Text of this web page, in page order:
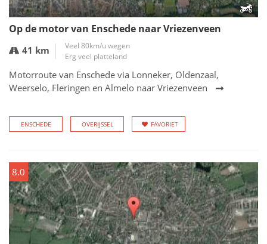
Op de motor van Enschede naar Vriezenveen
41 km
Veel 80km/u wegen
Erg veel platteland
Motorroute van Enschede via Lonneker, Oldenzaal,
Weerselo, Fleringen en Almelo naar Vriezenveen
ENSCHEDE OVERIJSSEL FAVORIET
8.0